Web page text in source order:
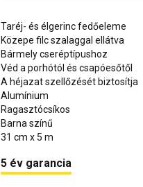
Taréj- és élgerinc fedőeleme
Közepe filc szalaggal ellátva
Bármely cseréptípushoz
Véd a porhótól és csapóesőtől
A héjazat szellőzését biztosítja
Alumínium
Ragasztócsíkos
Barna színű
31 cm x 5 m
5 év garancia